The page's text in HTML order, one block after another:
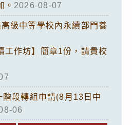
。 2026-08-07
級中等學校內永續部門養
工作坊】簡章1份，請貴校
段轉組申請(8月13日中
06